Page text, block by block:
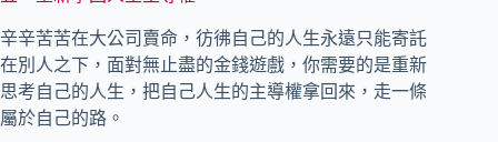
辛辛苦苦在大公司賣命，彷彿自己的人生永遠只能寄託
在別人之下，面對無止盡的金錢遊戲，你需要的是重新
思考自己的人生，把自己人生的主導權拿回來，走一條
屬於自己的路。